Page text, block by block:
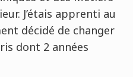
J’étais apprenti au
décidé de changer
dont 2 années